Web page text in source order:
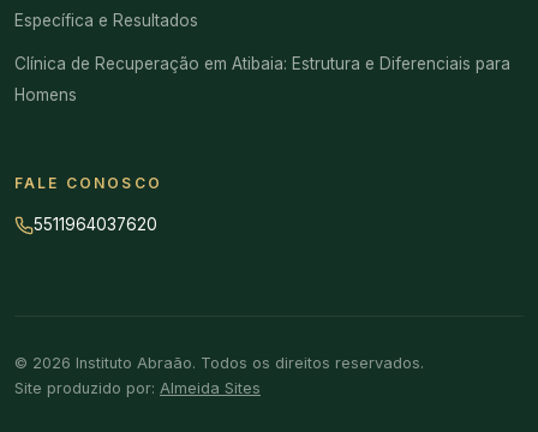
Específica e Resultados
Clínica de Recuperação em Atibaia: Estrutura e Diferenciais para
Homens
FALE CONOSCO
5511964037620
© 2026 Instituto Abraão. Todos os direitos reservados.
Site produzido por: Almeida Sites